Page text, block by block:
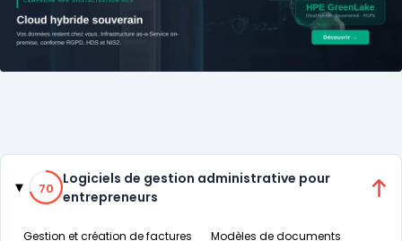
Catégories
70% de compatibilité
70
Logiciels de gestion administrative pour
entrepreneurs
Gestion et création de factures
Modèles de documents